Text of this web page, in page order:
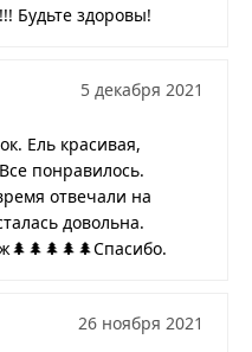
Будьте здоровы!
5 декабря 2021
Ель красивая,
понравилось.
отвечали на
довольна.
26 ноября 2021